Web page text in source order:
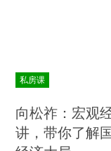
私房课
向松祚：宏观
讲，带你了解